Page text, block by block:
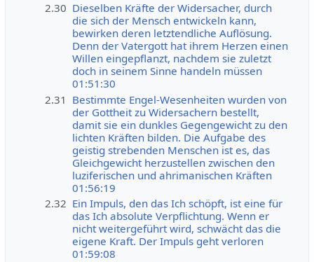
2.30 Dieselben Kräfte der Widersacher, durch
die sich der Mensch entwickeln kann,
bewirken deren letztendliche Auflösung.
Denn der Vatergott hat ihrem Herzen einen
Willen eingepflanzt, nachdem sie zuletzt
doch in seinem Sinne handeln müssen
01:51:30
2.31 Bestimmte Engel-Wesenheiten wurden von
der Gottheit zu Widersachern bestellt,
damit sie ein dunkles Gegengewicht zu den
lichten Kräften bilden. Die Aufgabe des
geistig strebenden Menschen ist es, das
Gleichgewicht herzustellen zwischen den
luziferischen und ahrimanischen Kräften
01:56:19
2.32 Ein Impuls, den das Ich schöpft, ist eine für
das Ich absolute Verpflichtung. Wenn er
nicht weitergeführt wird, schwächt das die
eigene Kraft. Der Impuls geht verloren
01:59:08